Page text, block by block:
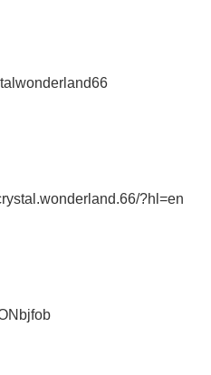
?hl=en